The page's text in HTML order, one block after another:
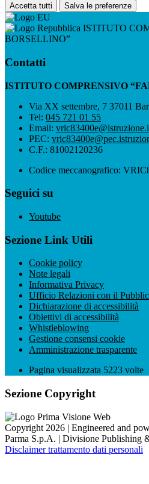
Accetta tutti Salva le preferenze
ISTITUTO
BORSELLINO”
Contatti
ISTITUTO COMPRENSIVO
Via XX settembre, 7 37011
Tel: 045 721 01 55
Email:
PEC:
C.F.: 81002120236
Codice meccanografico:
Seguici su
Youtube
Sezione Link Utili
Cookie policy
Note legali
Informativa Privacy
Ufficio Relazioni con il
Dichiarazione di accessibilità
Obiettivi di accessibilità
Whistleblowing
Gestione consensi cookie
Amministrazione trasparente
Pagina visualizzata 5223 volte
Sezione Copyright
Copyright 2026 | Engineered and
Parma S.p.A. | Divisione Publishing
Disclaimer trattamento dati personali